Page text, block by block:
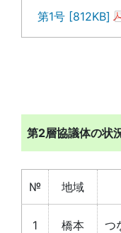
第1号 [812KB]
第2層協議体の状
№ 地域
1 橋本 つ